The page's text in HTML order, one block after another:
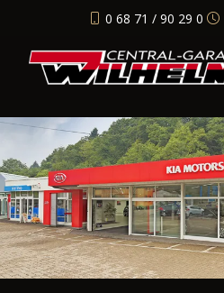
0 68 71 / 90 29 0